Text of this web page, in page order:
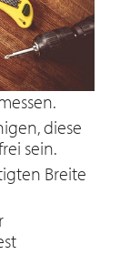
diese
sein.
Breite